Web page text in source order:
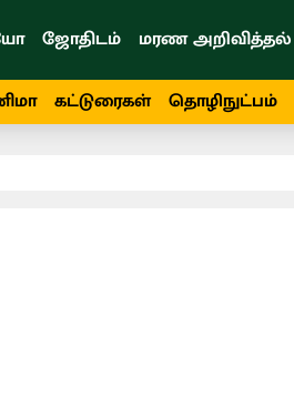
ஜோதிடம் மரண அறிவித்தல்
கட்டுரைகள் தொழிநுட்பம்